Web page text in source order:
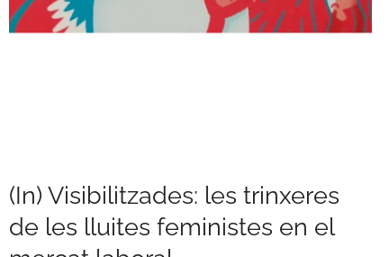
(In) Visibilitzades: les trinxeres
de les lluites feministes en el